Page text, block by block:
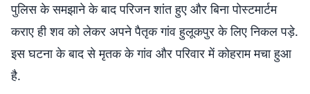
पुलिस के समझाने के बाद परिजन शांत हुए और बिना पोस्टमार्टम
कराए ही शव को लेकर अपने पैतृक गांव हुलूकपुर के लिए निकल पड़े.
इस घटना के बाद से मृतक के गांव और परिवार में कोहराम मचा हुआ
है.